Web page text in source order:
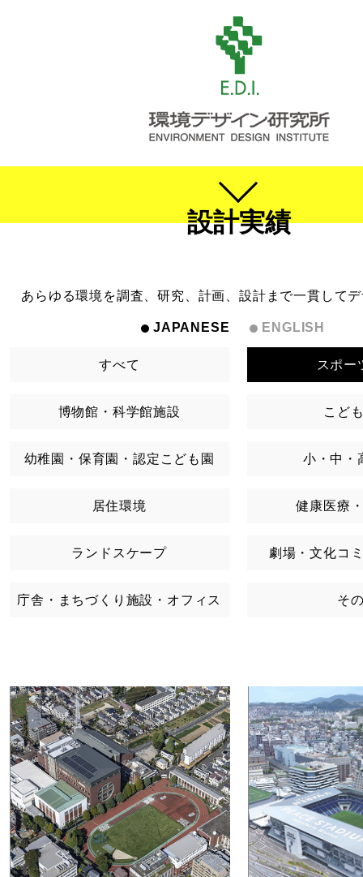
設計実績
あらゆる環境を調査、研究、計画、設計まで一貫して
JAPANESE ENGLISH
すべて スポー
博物館・科学館施設 こど
幼稚園・保育園・認定こども園 小・中・
居住環境 健康医療
ランドスケープ 劇場・文化コ
庁舎・まちづくり施設・オフィス そ